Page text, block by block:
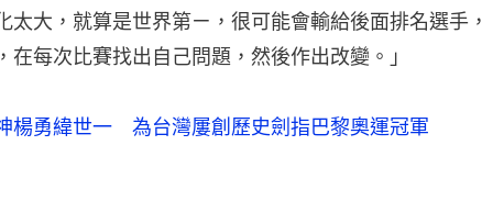
太大，就算是世界第ㄧ，很可能會輸給後面排名選手，
在每次比賽找出自己問題，然後作出改變。」
楊勇緯世一　為台灣屢創歷史劍指巴黎奧運冠軍